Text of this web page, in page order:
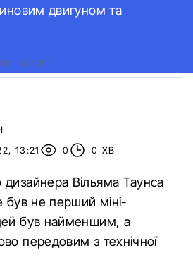
двигуном та
МИНУЛОГО
13:21
0 0 ХВ
дизайнера Вільяма Таунса
був не перший міні-
був найменшим, а
передовим з технічної